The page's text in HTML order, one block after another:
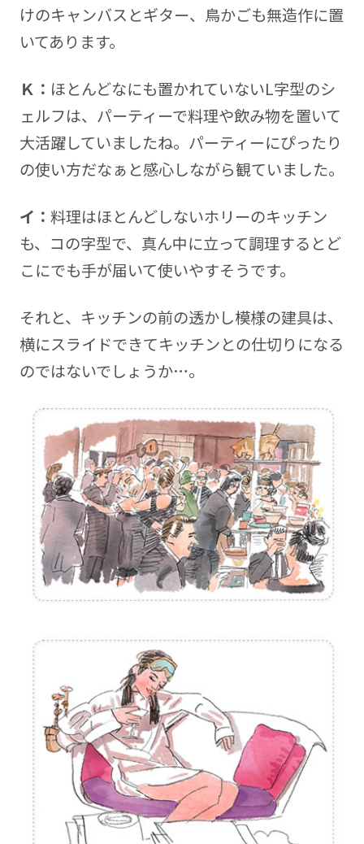
けのキャンバスとギター、鳥かごも無造作に置
いてあります。
Ｋ： ほとんどなにも置かれていないL字型のシ
ェルフは、パーティーで料理や飲み物を置いて
大活躍していましたね。パーティーにぴったり
の使い方だなぁと感心しながら観ていました。
イ： 料理はほとんどしないホリーのキッチン
も、コの字型で、真ん中に立って調理するとど
こにでも手が届いて使いやすそうです。
それと、キッチンの前の透かし模様の建具は、
横にスライドできてキッチンとの仕切りになる
のではないでしょうか…。